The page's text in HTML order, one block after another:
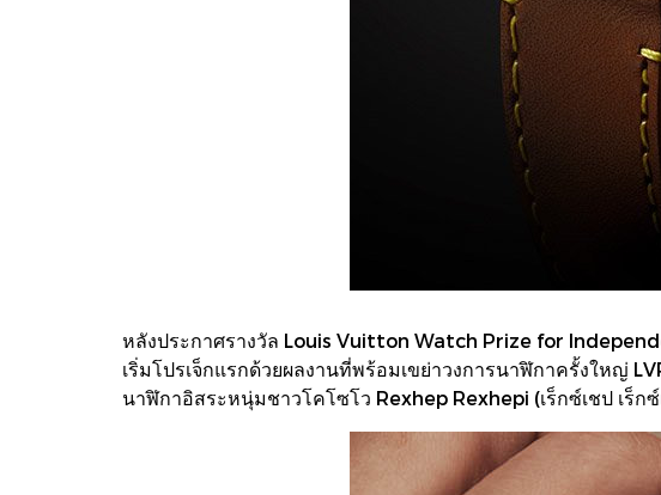
หลังประกาศรางวัล Louis Vuitton Watch Prize for
เริ่มโปรเจ็กแรกด้วยผลงานที่พร้อมเขย่าวงการนาฬิกาครั้งใหญ่
นาฬิกาอิสระหนุ่มชาวโคโซโว Rexhep Rexhepi (เร็กซ์เชป เร็ก